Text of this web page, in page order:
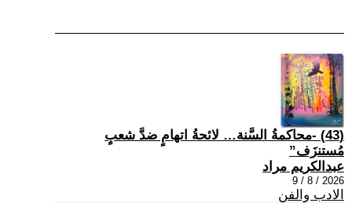
(43) -محاكمةُ السَّنة… لائحةُ اتهامٍ ضدَّ شعبٍ
مُستنزَف”
عبدالكريم مراد
2026 / 8 / 9
الادب والفن